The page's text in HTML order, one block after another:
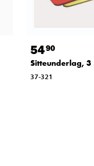
5490
Sitteunderlag, 3
37-321